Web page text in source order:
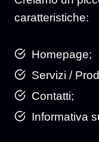
caratteristiche:
Homepage;
Servizi /
Contatti;
Informativa